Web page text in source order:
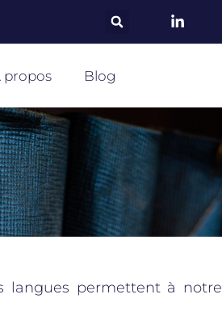
propos Blog
langues permettent à notre